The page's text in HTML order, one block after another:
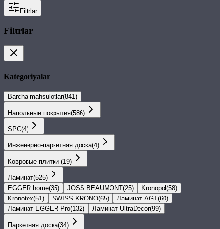
Filtrlar
Filtrlar
Kategoriyalar
Barcha mahsulotlar(841 )
Напольные покрытия(586)
SPС(4)
Инженерно-паркетная доска(4)
Ковровые плитки (19)
Ламинат(525)
EGGER home(35) JOSS BEAUMONT(25) Kronopol (58)
Kronotex(51 ) SWISS KRONO(65) Ламинат AGT(60)
Ламинат EGGER Pro(132) Ламинат UltraDecor(99)
Паркетная доска(34)